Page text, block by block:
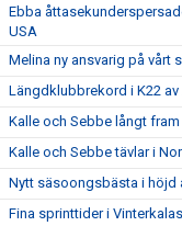
Ebba
USA
Melina ny ansvarig på vårt
Längdklubbrekord i K22
Kalle och Sebbe långt
Kalle och Sebbe tävlar i
Nytt säsoongsbästa i höjd
Fina sprinttider i